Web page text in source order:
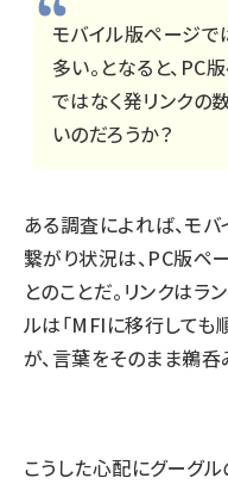
モバイル版ページで
多い。となると、PC
ではなく発リンクの
いのだろうか？
ある調査によれば、モ
繋がり状況は、PC版ペ
とのことだ。リンクはラ
ルは「MFIに移行しても
が、言葉をそのまま鵜
こうした心配にグーグル